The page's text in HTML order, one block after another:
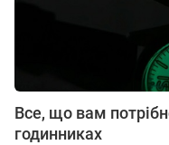
Все, що вам
годинниках